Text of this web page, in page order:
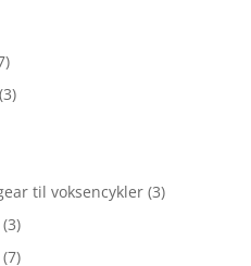
(3)
til voksencykler (3)
(3)
(7)